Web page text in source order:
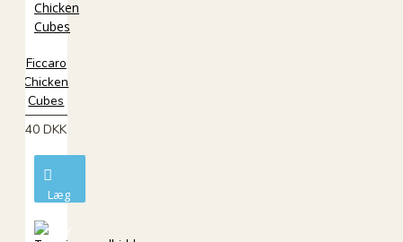
Ficcaro
Chicken
Cubes
40 DKK
Læg
kurv